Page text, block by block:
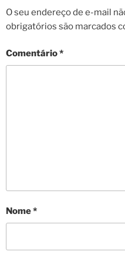
O seu endereço de e-mail
obrigatórios são marcados
Comentário*
Nome*